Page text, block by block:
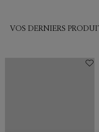
VOS DERNIERS